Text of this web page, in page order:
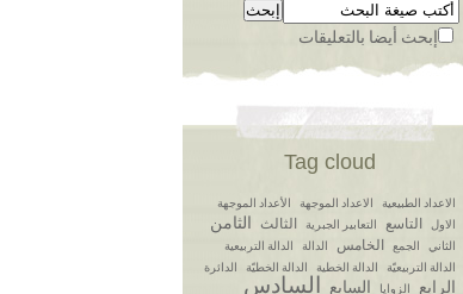
إبحث أيضا بالتعليقات
Tag cloud
الاعداد الطبيعية الاعداد الموجهة
الأعداد الموجهة
الاول
التاسع التعابير الجبرية الثالث الثامن
الثاني الجمع الخامس الدالة
الدالة التربيعية
الدالة التربيعيّة
الدالة الخطية الدالة الخطيّة الدائرة
الرابع الزوايا السابع السادس